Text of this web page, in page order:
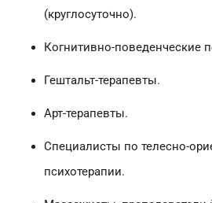
(круглосуточно).
Когнитивно-поведенческие
Гештальт-терапевты.
Арт-терапевты.
Специалисты по телесно-
психотерапии.